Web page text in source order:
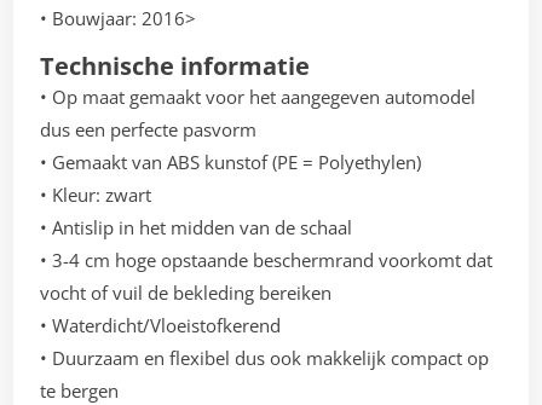
• Bouwjaar: 2016>
Technische informatie
• Op maat gemaakt voor het aangegeven automodel
dus een perfecte pasvorm
• Gemaakt van ABS kunstof (PE = Polyethylen)
• Kleur: zwart
• Antislip in het midden van de schaal
• 3-4 cm hoge opstaande beschermrand voorkomt dat
vocht of vuil de bekleding bereiken
• Waterdicht/Vloeistofkerend
• Duurzaam en flexibel dus ook makkelijk compact op
te bergen